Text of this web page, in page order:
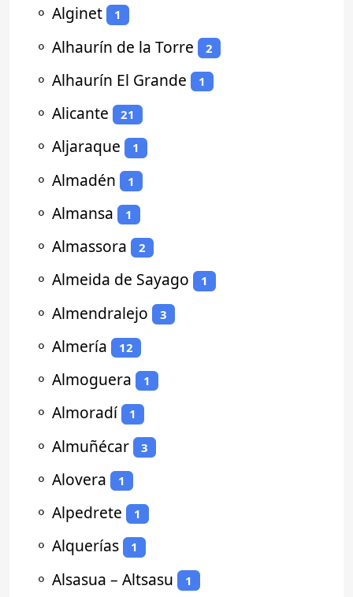
⚬ Alginet 1
⚬ Alhaurín de la Torre 2
⚬ Alhaurín El Grande 1
⚬ Alicante 21
⚬ Aljaraque 1
⚬ Almadén 1
⚬ Almansa 1
⚬ Almassora 2
⚬ Almeida de Sayago 1
⚬ Almendralejo 3
⚬ Almería 12
⚬ Almoguera 1
⚬ Almoradí 1
⚬ Almuñécar 3
⚬ Alovera 1
⚬ Alpedrete 1
⚬ Alquerías 1
⚬ Alsasua – Altsasu 1